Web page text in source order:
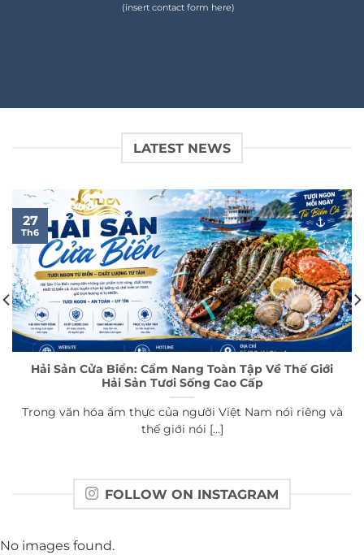
(insert contact form here)
LATEST NEWS
Hải Sản Cửa Biển: Cẩm Nang Toàn Tập Về Thế Giới
Hải Sản Tươi Sống Cao Cấp
Trong văn hóa ẩm thực của người Việt Nam nói riêng và
thế giới nói [...]
27
Th6
FOLLOW ON INSTAGRAM
No images found.